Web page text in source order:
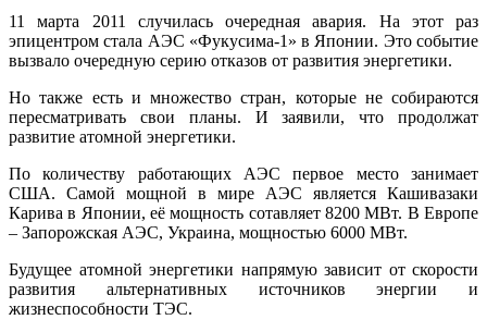
11 марта 2011 случилась очередная авария. На этот раз
эпицентром стала АЭС «Фукусима-1» в Японии. Это событие
вызвало очередную серию отказов от развития энергетики.
Но также есть и множество стран, которые не собираются
пересматривать свои планы. И заявили, что продолжат
развитие атомной энергетики.
По количеству работающих АЭС первое место занимает
США. Самой мощной в мире АЭС является Кашивазаки
Карива в Японии, её мощность сотавляет 8200 МВт. В Европе
– Запорожская АЭС, Украина, мощностью 6000 МВт.
Будущее атомной энергетики напрямую зависит от скорости
развития альтернативных источников энергии и
жизнеспособности ТЭС.